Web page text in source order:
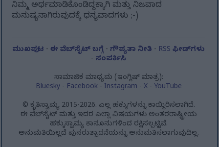
ನಿಮ್ಮ ಅರ್ಥಮಾಡಿಕೊಂಡಿದ್ದಕ್ಕಾಗಿ ಮತ್ತು ನಿಜವಾದ
ಮನುಷ್ಯನಾಗಿರುವುದಕ್ಕೆ ಧನ್ಯವಾದಗಳು ;-)
ಮುಖಪುಟ -ಈ ವೆಬ್‌ಸೈಟ್ ಬಗ್ಗೆ- ಗೌಪ್ಯತಾ ನೀತಿ - RSS ಫೀಡ್‌ಗಳು
- ಸಂಪರ್ಕಿಸಿ
ಸಾಮಾಜಿಕ ಮಾಧ್ಯಮ (ಇಂಗ್ಲಿಷ್ ಮಾತ್ರ):
Bluesky- Facebook- Instagram - X- YouTube
© ಕೃತಿಸ್ವಾಮ್ಯ 2015-2026. ಎಲ್ಲ ಹಕ್ಕುಗಳನ್ನು ಕಾಯ್ದಿರಿಸಲಾಗಿದೆ.
ಈ ವೆಬ್‌ಸೈಟ್ ಮತ್ತು ಇದರ ಎಲ್ಲಾ ವಿಷಯಗಳು ಅಂತರರಾಷ್ಟ್ರೀಯ
ಹಕ್ಕುಸ್ವಾಮ್ಯ ಕಾನೂನುಗಳಿಂದ ರಕ್ಷಿಸಲ್ಪಟ್ಟಿವೆ.
ಅನುಮತಿಯಿಲ್ಲದೆ ಪುನರುತ್ಪಾದನೆಯನ್ನು ಅನುಮತಿಸಲಾಗುವುದಿಲ್ಲ.